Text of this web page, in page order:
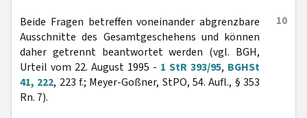
10
Beide Fragen betreffen voneinander abgrenzbare
Ausschnitte des Gesamtgeschehens und können
daher getrennt beantwortet werden (vgl. BGH,
Urteil vom 22. August 1995 - 1 StR 393/95, BGHSt
41, 222, 223 f.; Meyer-Goßner, StPO, 54. Aufl., § 353
Rn. 7).